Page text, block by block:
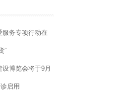
务专项行动在
”
博览会将于9月
启用